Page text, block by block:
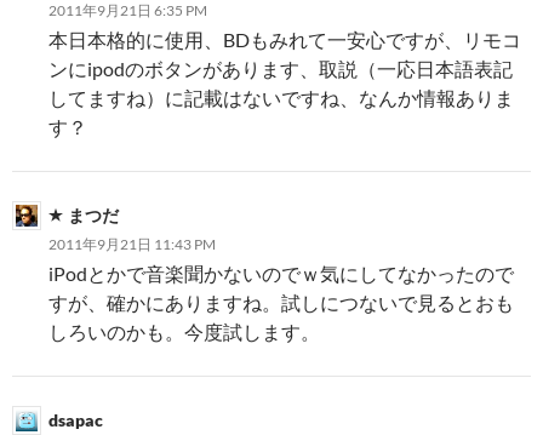
2011年9月21日 6:35 PM
本日本格的に使用、BDもみれて一安心ですが、リモコ
ンにipodのボタンがあります、取説（一応日本語表記
してますね）に記載はないですね、なんか情報ありま
す？
まつだ
2011年9月21日 11:43 PM
iPodとかで音楽聞かないのでｗ気にしてなかったので
すが、確かにありますね。試しにつないで見るとおも
しろいのかも。今度試します。
dsapac